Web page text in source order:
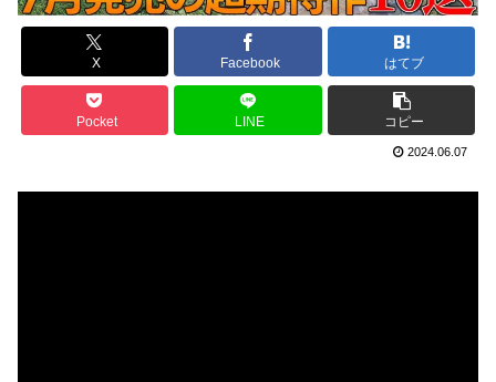
X Facebook はてブ
Pocket LINE コピー
2024.06.07